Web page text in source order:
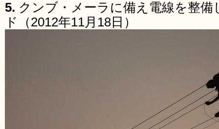
5. クンブ・メーラに備え電線を整
ド（2012年11月18日）